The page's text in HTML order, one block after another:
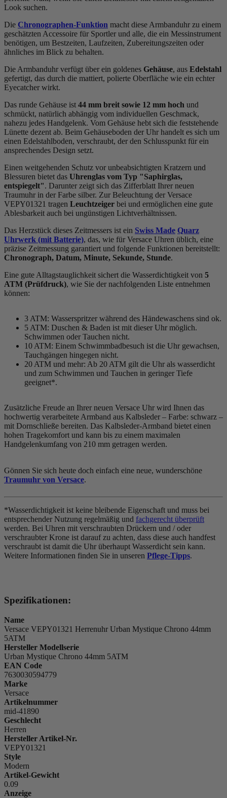
Look suchen.
Die Chronographen-Funktion macht diese Armbanduhr zu einem
geschätzten Accessoire für Sportler und alle, die ein Messinstrument
benötigen, um Bestzeiten, Laufzeiten, Zubereitungszeiten oder
ähnliches im Blick zu behalten.
Die Armbanduhr verfügt über ein goldenes Gehäuse, aus Edelstahl
gefertigt, das durch die mattiert, polierte Oberfläche wie ein echter
Eyecatcher wirkt.
Das runde Gehäuse ist 44 mm breit sowie 12 mm hoch und
schmückt, natürlich abhängig vom individuellen Geschmack,
nahezu jedes Handgelenk. Vom Gehäuse hebt sich die feststehende
Lünette dezent ab. Beim Gehäuseboden der Uhr handelt es sich um
einen Edelstahlboden, verschraubt, der den Schlusspunkt für ein
ansprechendes Design setzt.
Einen weitgehenden Schutz vor unbeabsichtigten Kratzern und
Blessuren bietet das Uhrenglas vom Typ "Saphirglas,
entspiegelt". Darunter zeigt sich das Zifferblatt Ihrer neuen
Traumuhr in der Farbe silber. Zur Beleuchtung der Versace
VEPY01321 tragen Leuchtzeiger bei und ermöglichen eine gute
Ablesbarkeit auch bei ungünstigen Lichtverhältnissen.
Das Herzstück dieses Zeitmessers ist ein Swiss Made Quarz
Uhrwerk (mit Batterie), das, wie für Versace Uhren üblich, eine
präzise Zeitmessung garantiert und folgende Funktionen bereitstellt:
Chronograph, Datum, Minute, Sekunde, Stunde.
Eine gute Alltagstauglichkeit sichert die Wasserdichtigkeit von 5
ATM (Prüfdruck), wie Sie der nachfolgenden Liste entnehmen
können:
3 ATM: Wasserspritzer während des Händewaschens sind ok.
5 ATM: Duschen & Baden ist mit dieser Uhr möglich.
Schwimmen oder Tauchen nicht.
10 ATM: Einem Schwimmbadbesuch ist die Uhr gewachsen,
Tauchgängen hingegen nicht.
20 ATM und mehr: Ab 20 ATM gilt die Uhr als wasserdicht
und zum Schwimmen und Tauchen in geringer Tiefe
geeignet*.
Zusätzliche Freude an Ihrer neuen Versace Uhr wird Ihnen das
hochwertig verarbeitete Armband aus Kalbsleder – Farbe: schwarz –
mit Dornschließe bereiten. Das Kalbsleder-Armband bietet einen
hohen Tragekomfort und kann bis zu einem maximalen
Handgelenkumfang von 210 mm getragen werden.
Gönnen Sie sich heute doch einfach eine neue, wunderschöne
Traumuhr von Versace.
*Wasserdichtigkeit ist keine bleibende Eigenschaft und muss bei
entsprechender Nutzung regelmäßig und fachgerecht überprüft
werden. Bei Uhren mit verschraubten Drückern und / oder
verschraubter Krone ist darauf zu achten, dass diese auch handfest
verschraubt ist damit die Uhr überhaupt Wasserdicht sein kann.
Weitere Informationen finden Sie in unseren Pflege-Tipps.
Spezifikationen:
Name
Versace VEPY01321 Herrenuhr Urban Mystique Chrono 44mm
5ATM
Hersteller Modellserie
Urban Mystique Chrono 44mm 5ATM
EAN Code
7630030594779
Marke
Versace
Artikelnummer
mid-41890
Geschlecht
Herren
Hersteller Artikel-Nr.
VEPY01321
Style
Modern
Artikel-Gewicht
0.09
Anzeige